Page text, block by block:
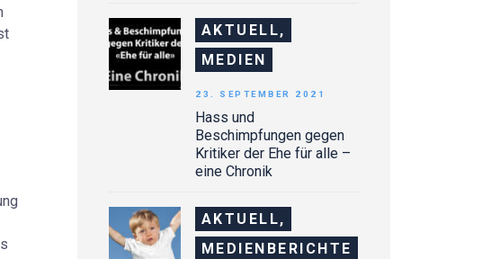
AKTUELL,
MEDIEN
Hass und
Beschimpfungen gegen
Kritiker der Ehe für alle –
eine Chronik
23. SEPTEMBER 2021
AKTUELL,
MEDIENBERICHTE